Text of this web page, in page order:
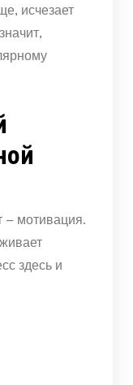
исчезает
мотивация.
здесь и